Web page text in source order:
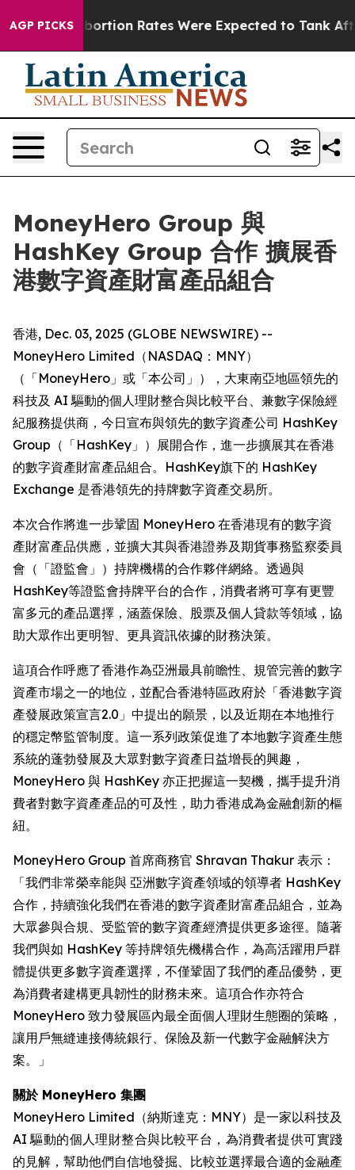
AGP PICKSAbortion Rates Were Expected to Tank After
MoneyHero Group 與
HashKey Group 合作 擴展香
港數字資產財富產品組合
香港, Dec. 03, 2025 (GLOBE NEWSWIRE) --
MoneyHero Limited（NASDAQ：MNY）
（「MoneyHero」或「本公司」），大東南亞地區領先的
科技及 AI 驅動的個人理財整合與比較平台、兼數字保險經
紀服務提供商，今日宣布與領先的數字資產公司 HashKey
Group（「HashKey」）展開合作，進一步擴展其在香港
的數字資產財富產品組合。HashKey旗下的 HashKey
Exchange 是香港領先的持牌數字資產交易所。
本次合作將進一步鞏固 MoneyHero 在香港現有的數字資
產財富產品供應，並擴大其與香港證券及期貨事務監察委員
會（「證監會」）持牌機構的合作夥伴網絡。透過與
HashKey等證監會持牌平台的合作，消費者將可享有更豐
富多元的產品選擇，涵蓋保險、股票及個人貸款等領域，協
助大眾作出更明智、更具資訊依據的財務決策。
這項合作呼應了香港作為亞洲最具前瞻性、規管完善的數字
資產市場之一的地位，並配合香港特區政府於「香港數字資
產發展政策宣言2.0」中提出的願景，以及近期在本地推行
的穩定幣監管制度。這一系列政策促進了本地數字資產生態
系統的蓬勃發展及大眾對數字資產日益增長的興趣，
MoneyHero 與 HashKey 亦正把握這一契機，攜手提升消
費者對數字資產產品的可及性，助力香港成為金融創新的樞
紐。
MoneyHero Group 首席商務官 Shravan Thakur 表示：
「我們非常榮幸能與 亞洲數字資產領域的領導者 HashKey
合作，持續強化我們在香港的數字資產財富產品組合，並為
大眾參與合規、受監管的數字資產經濟提供更多途徑。隨著
我們與如 HashKey 等持牌領先機構合作，為高活躍用戶群
體提供更多數字資產選擇，不僅鞏固了我們的產品優勢，更
為消費者建構更具韌性的財務未來。這項合作亦符合
MoneyHero 致力發展區內最全面個人理財生態圈的策略，
讓用戶無縫連接傳統銀行、保險及新一代數字金融解決方
案。」
關於 MoneyHero 集團
MoneyHero Limited（納斯達克：MNY）是一家以科技及
AI 驅動的個人理財整合與比較平台，為消費者提供可實踐
的見解，幫助他們自信地發掘、比較並選擇最合適的金融產